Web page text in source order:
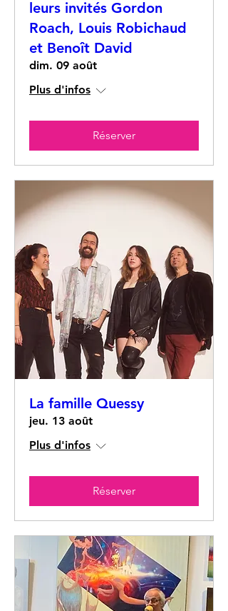
leurs invités Gordon
Roach, Louis Robichaud
et Benoît David
dim. 09 août
Plus d'infos
Réserver
La famille Quessy
jeu. 13 août
Plus d'infos
Réserver